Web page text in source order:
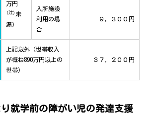
万円
(注) 未
満）
入所施設
利用の場
合
９，３００円
上記以外（世帯収入
が概ね890万円以上の
世帯）
３７，２００円
り就学前の障がい児の発達支援